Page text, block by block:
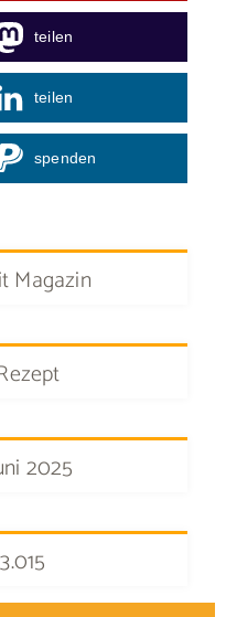
teilen
teilen
spenden
Magazin
2025